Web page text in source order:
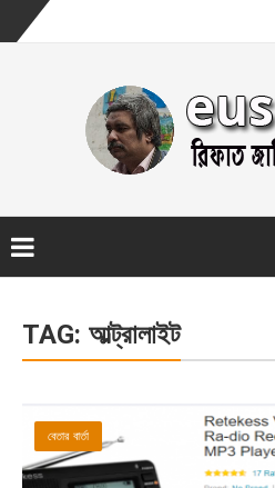
content
TAG: আল্ট্রালাইট
বেতার বার্তা